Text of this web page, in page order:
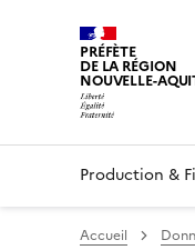
PRÉFÈTE
DE LA RÉGION
NOUVELLE-
Production &
Accueil